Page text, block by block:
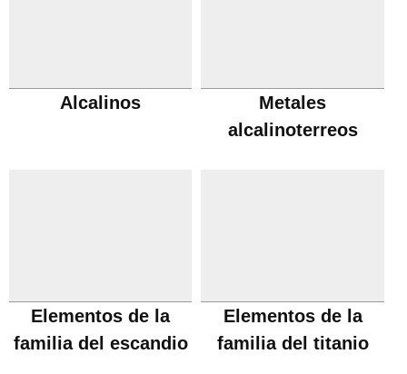
Alcalinos
Metales
alcalinoterreos
Elementos de la
familia del escandio
Elementos de la
familia del titanio